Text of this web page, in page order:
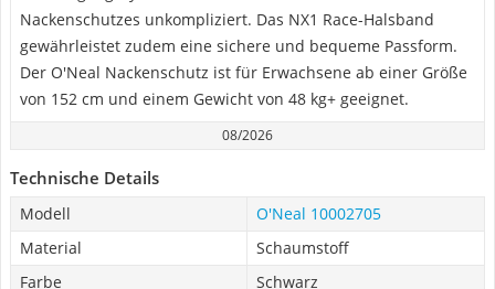
Nackenschutzes unkompliziert. Das NX1 Race-Halsband
gewährleistet zudem eine sichere und bequeme Passform.
Der O'Neal Nackenschutz ist für Erwachsene ab einer Größe
von 152 cm und einem Gewicht von 48 kg+ geeignet.
08/2026
Technische Details
Modell
O'Neal 10002705
Material
Schaumstoff
Farbe
Schwarz